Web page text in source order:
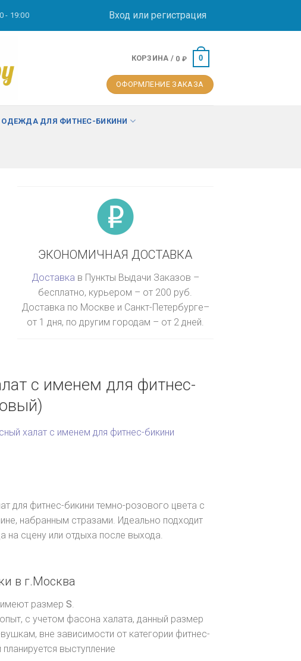
- 19:00 Вход или регистрация
КОРЗИНА / 0 ₽ 0
ОФОРМЛЕНИЕ ЗАКАЗА
ОДЕЖДА ДЛЯ ФИТНЕС-БИКИНИ
ЭКОНОМИЧНАЯ ДОСТАВКА
Доставка в Пункты Выдачи Заказов –
бесплатно, курьером – от 200 руб.
Доставка по Москве и Санкт-Петербурге–
от 1 дня, по другим городам – от 2 дней.
с именем для фитнес-
халат с именем для фитнес-бикини
для фитнес-бикини темно-розового цвета с
набранным стразами. Идеально подходит
на сцену или отдыха после выхода.
в г.Москва
размер S.
с учетом фасона халата, данный размер
вне зависимости от категории фитнес-
выступление